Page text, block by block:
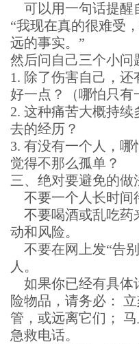
可以用一句话提醒
“我现在真的很难受
远的事实。”
然后问自己三个小问
1. 除了伤害自己，
好一点？（哪怕只有
2. 这种痛苦大概持
去的经历？
3. 有没有一个人，
觉得不那么孤单？
三、绝对要避免的做
不要一个人长时间
不要喝酒或乱吃药
动和风险。
不要在网上发“告
人。
如果你已经有具体
险物品，请务必：
管，或远离它们；
急救电话。